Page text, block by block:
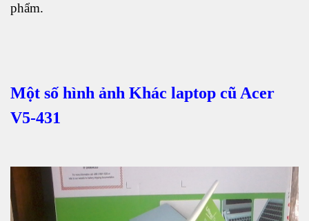
phẩm.
Một số hình ảnh Khác laptop cũ Acer
V5-431